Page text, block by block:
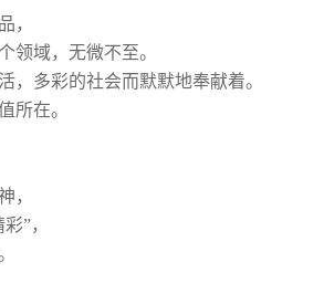
，
领域，无微不至。
，多彩的社会而默默地奉献着。
所在。
，
”，